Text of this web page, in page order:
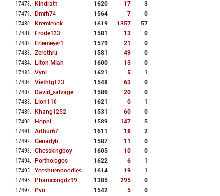
17478. Kindrath 1620 17
3
17479. Dmrh74 1564 7
0
17480. Kremienok 1619 1357
57
17481 . Frode123 1581 13
0
17482. Erlemeyer1 1579 21
0
17483. Zerothru 1581 49
0
17484. Liton Miah 1600 13
0
17485. Vynl 1621 5
1
17486. Viethtg123 1548 63
0
17487. David_salvage 1586 20
0
17488. Lion110 1621 0
1
17489. Khang1252 1531 60
0
17490. Hoppi 1589 147
5
17491 . Arthur67 1611 18
2
17492. Genadyb 1587 11
0
17493. Chesskingboy 1605 10
0
17494. Porthologos 1622 6
1
17495. Yeeshuennoodles 1614 19
1
17496. Phamcongdz99 1385 295
0
17497. Pvo 1542 5
0